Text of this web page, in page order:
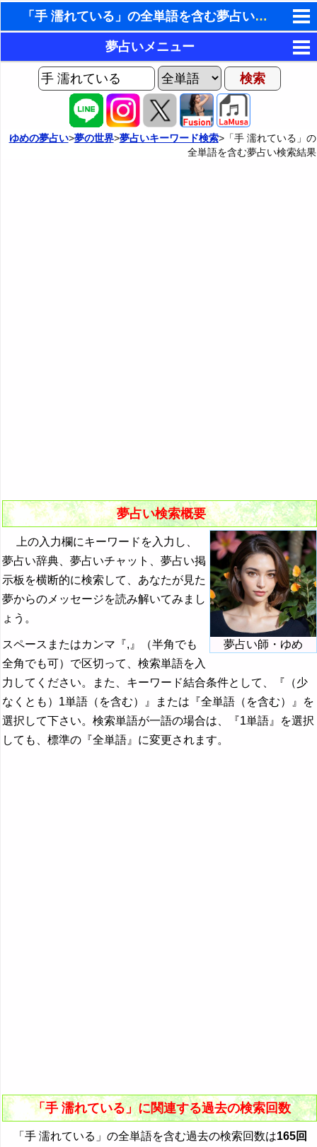
「手 濡れている」の全単語を含む夢占い検索結果
東洋・西洋占星術
ホラリー占星術
手相占いで未来診断
タロットカードで無料占い
命名の姓名判断
夢占いメニュー
AIゆめの夢占いチャット
ヨセフの夢占い
夢占い掲示板
ゆめの夢占い>夢の世界>夢占いキーワード検索>「手 濡れている」の
全単語を含む夢占い検索結果
夢占い検索概要
夢占い師・ゆめ
上の入力欄にキーワードを入力し、
夢占い辞典、夢占いチャット、夢占い掲
示板を横断的に検索して、あなたが見た
夢からのメッセージを読み解いてみまし
ょう。
スペースまたはカンマ『,』（半角でも
全角でも可）で区切って、検索単語を入
力してください。また、キーワード結合条件として、『（少
なくとも）1単語（を含む）』または『全単語（を含む）』を
選択して下さい。検索単語が一語の場合は、『1単語』を選択
しても、標準の『全単語』に変更されます。
「手 濡れている」に関連する過去の検索回数
「手 濡れている」の全単語を含む過去の検索回数は165回